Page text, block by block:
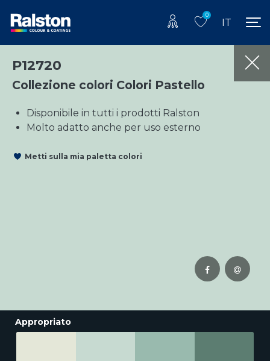
0
IT
P12720
Collezione colori Colori Pastello
Disponibile in tutti i prodotti Ralston
Molto adatto anche per uso esterno
Metti sulla mia paletta colori
Appropriato